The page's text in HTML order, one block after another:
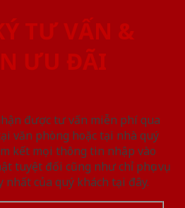
TƯ VẤN &
ƯU ĐÃI
được tư vấn miễn phí qua
văn phòng hoặc tại nhà quý
kết mọi thông tin nhập vào
tuyệt đối cũng như chỉ phục vụ
nhất của quý khách tại đây.